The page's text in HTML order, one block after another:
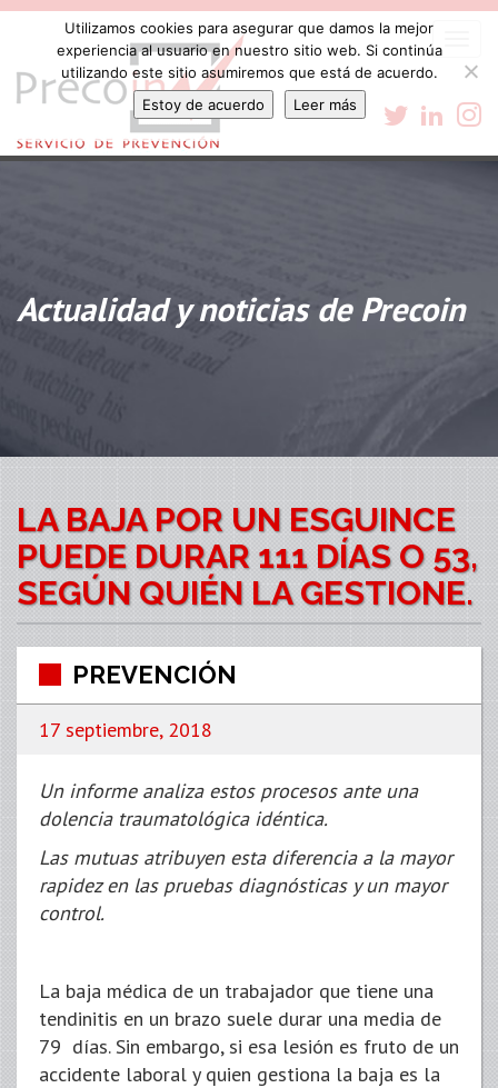
Actualidad y noticias de Precoin
LA BAJA POR UN ESGUINCE
PUEDE DURAR 111 DÍAS O 53,
SEGÚN QUIÉN LA GESTIONE.
PREVENCIÓN
17 septiembre, 2018
Un informe analiza estos procesos ante una
dolencia traumatológica idéntica.
Las mutuas atribuyen esta diferencia a la mayor
rapidez en las pruebas diagnósticas y un mayor
control.
La baja médica de un trabajador que tiene una
tendinitis en un brazo suele durar una media de
79 días. Sin embargo, si esa lesión es fruto de un
accidente laboral y quien gestiona la baja es la
Utilizamos cookies para asegurar que damos la mejor
experiencia al usuario en nuestro sitio web. Si continúa
utilizando este sitio asumiremos que está de acuerdo.
Estoy de acuerdo
Leer más